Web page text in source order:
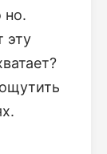
но.
эту